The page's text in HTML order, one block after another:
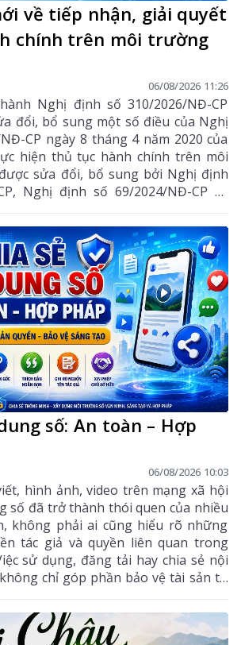
về tiếp nhận, giải quyết
chính trên môi trường
06/08/2026 11:26
Nghị định số 310/2026/NĐ-CP
đổi, bổ sung một số điều của Nghị
CP ngày 8 tháng 4 năm 2020 của
hiện thủ tục hành chính trên môi
sửa đổi, bổ sung bởi Nghị định
Nghị định số 69/2024/NĐ-CP và
NĐ-CP.
số: An toàn – Hợp
06/08/2026 10:03
hình ảnh, video trên mạng xã hội
số đã trở thành thói quen của nhiều
không phải ai cũng hiểu rõ những
tác giả và quyền liên quan trong
sử dụng, đăng tải hay chia sẻ nội
chỉ góp phần bảo vệ tài sản trí
còn giúp mỗi cá nhân tránh những
khi tham gia không gian mạng.